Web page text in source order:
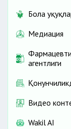
Бола
Медиация
агентлиги
Видео
Wakil AI